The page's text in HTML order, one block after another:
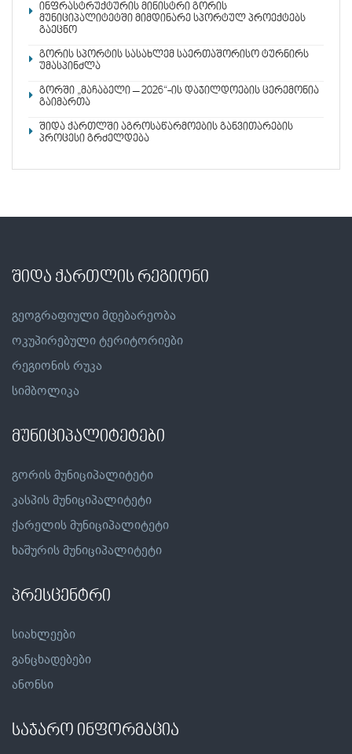
ინფრასტრუქტურის მინისტრი გორის
მუნიციპალიტეტში მიმდინარე სპორტულ პროექტებს
გაეცნო
გორის სპორტის სასახლემ საერთაშორისო ტურნირს
უმასპინძლა
გორში „მაჩაბელი – 2026“-ის დაჯილდოების ცერემონია
გაიმართა
შიდა ქართლში აგროსაწარმოების განვითარების
პროცესი გრძელდება
შიდა ქართლის რეგიონი
გეოგრაფიული მდებარეობა
ოკუპირებული ტერიტორიები
რეგიონის რუკა
სიმბოლიკა
მუნიციპალიტეტები
გორის მუნიციპალიტეტი
კასპის მუნიციპალიტეტი
ქარელის მუნიციპალიტეტი
ხაშურის მუნიციპალიტეტი
პრესცენტრი
სიახლეები
განცხადებები
ანონსი
საჯარო ინფორმაცია